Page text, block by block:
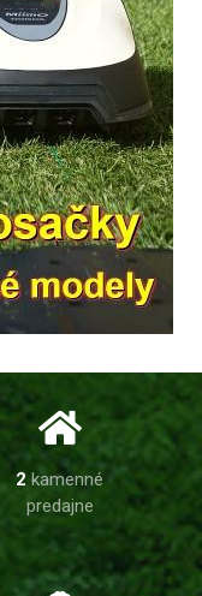
2 kamenné
predajne